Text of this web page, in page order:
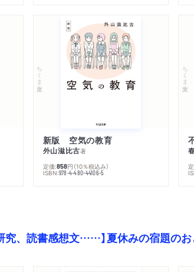
ちくま文庫
新版 空気の教育
外山滋比古著
定価:858円 （10％税込み）
ISBN:978-4-480-44106-5
ちくま文庫
究、読書感想文……】夏休みの宿題のお